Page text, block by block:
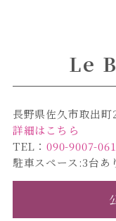
Le
長野県佐久市取出
詳細はこちら
TEL：090-9007-
駐車スペース:3台あ